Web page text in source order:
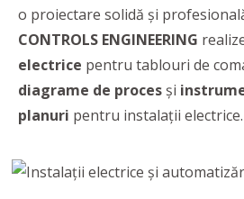
o proiectare solidă şi
CONTROLS ENGINEERING
electrice pentru tablouri de
diagrame de proces şi
planuri pentru instalaţii electrice.